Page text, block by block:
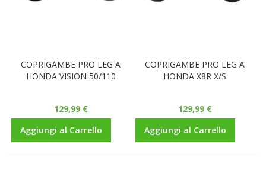
COPRIGAMBE PRO LEG A
HONDA VISION 50/110
129,99 €
Aggiungi al Carrello
COPRIGAMBE PRO LEG A
HONDA X8R X/S
129,99 €
Aggiungi al Carrello